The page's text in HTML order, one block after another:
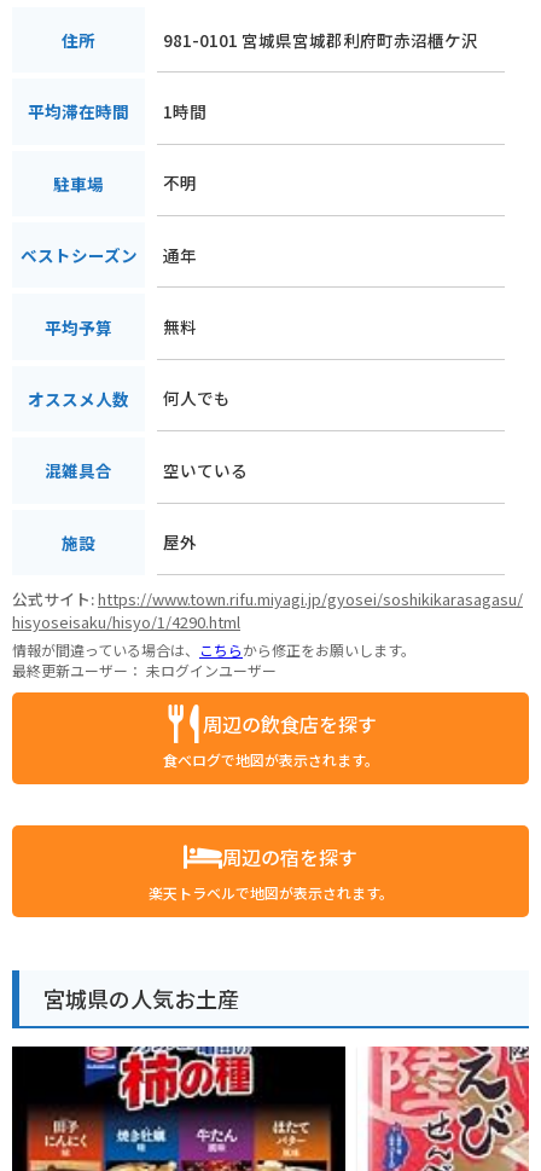
住所 981-0101 宮城県宮城郡利府町赤沼櫃ケ沢
平均滞在時間 1時間
駐車場 不明
ベストシーズン 通年
平均予算 無料
オススメ人数 何人でも
混雑具合 空いている
施設 屋外
公式サイト:https://www.town.rifu.miyagi.jp/gyosei/soshikikarasagasu/
hisyoseisaku/hisyo/1/4290.html
情報が間違っている場合は、 こちらから修正をお願いします。
最終更新ユーザー： 未ログインユーザー
周辺の飲食店を探す
食べログで地図が表示されます。
周辺の宿を探す
楽天トラベルで地図が表示されます。
宮城県の人気お土産